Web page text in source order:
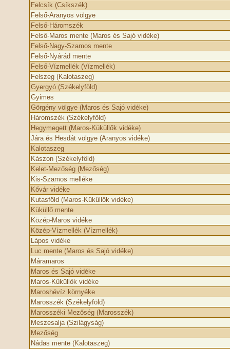
Felcsík (Csíkszék)
Felső-Aranyos völgye
Felső-Háromszék
Felső-Maros mente (Maros és Sajó vidéke)
Felső-Nagy-Szamos mente
Felső-Nyárád mente
Felső-Vízmellék (Vízmellék)
Felszeg (Kalotaszeg)
Gyergyó (Székelyföld)
Gyimes
Görgény völgye (Maros és Sajó vidéke)
Háromszék (Székelyföld)
Hegymegett (Maros-Küküllők vidéke)
Jára és Hesdát völgye (Aranyos vidéke)
Kalotaszeg
Kászon (Székelyföld)
Kelet-Mezőség (Mezőség)
Kis-Szamos melléke
Kővár vidéke
Kutasföld (Maros-Küküllők vidéke)
Küküllő mente
Közép-Maros vidéke
Közép-Vízmellék (Vízmellék)
Lápos vidéke
Luc mente (Maros és Sajó vidéke)
Máramaros
Maros és Sajó vidéke
Maros-Küküllők vidéke
Maroshévíz környéke
Marosszék (Székelyföld)
Marosszéki Mezőség (Marosszék)
Meszesalja (Szilágyság)
Mezőség
Nádas mente (Kalotaszeg)